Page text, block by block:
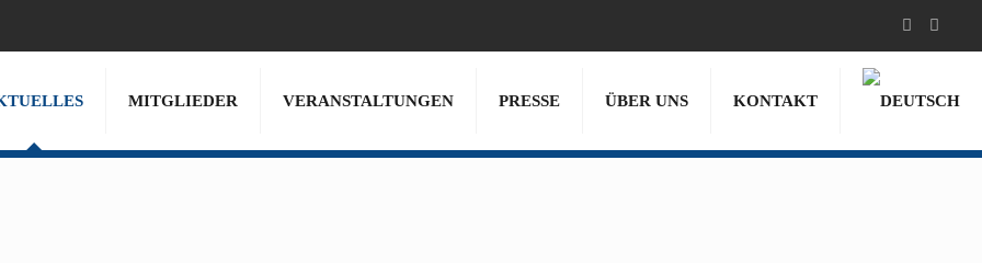
MITGLIEDER VERANSTALTUNGEN PRESSE ÜBER UNS KONTAKT